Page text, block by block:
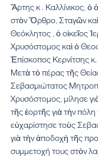
Ἄρτης κ . Καλλίνικος, ὁ
στὸν Ὄρθρο, Σταγῶν
Θεόκλητος , ὁ οἰκεῖος
Χρυσόστομος καὶ ὁ
Ἐπίσκοπος Κερνίτσης
Μετὰ τὸ πέρας τῆς
Σεβασμιώτατος
Χρυσόστομος, μίλησε
τῆς ἑορτῆς γιὰ τὴν
εὐχαρίστησε τοὺς
γιὰ τὴν ἀποδοχὴ τῆς
συμμετοχή τους στὸν